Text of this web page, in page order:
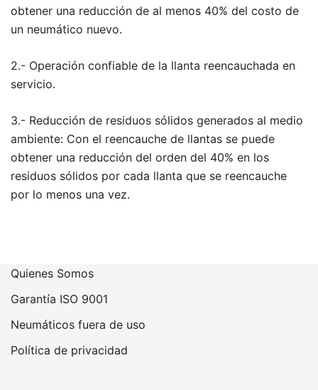
obtener una reducción de al menos 40% del costo de
un neumático nuevo.
2.- Operación confiable de la llanta reencauchada en
servicio.
3.- Reducción de residuos sólidos generados al medio
ambiente: Con el reencauche de llantas se puede
obtener una reducción del orden del 40% en los
residuos sólidos por cada llanta que se reencauche
por lo menos una vez.
Quienes Somos
Garantía ISO 9001
Neumáticos fuera de uso
Política de privacidad